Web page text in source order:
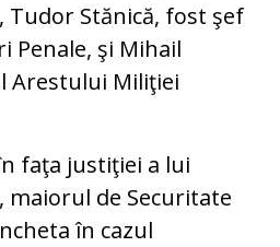
Tudor Stănică, fost şef
Penale, şi Mihail
Arestului Miliţiei
faţa justiţiei a lui
maiorul de Securitate
în cazul